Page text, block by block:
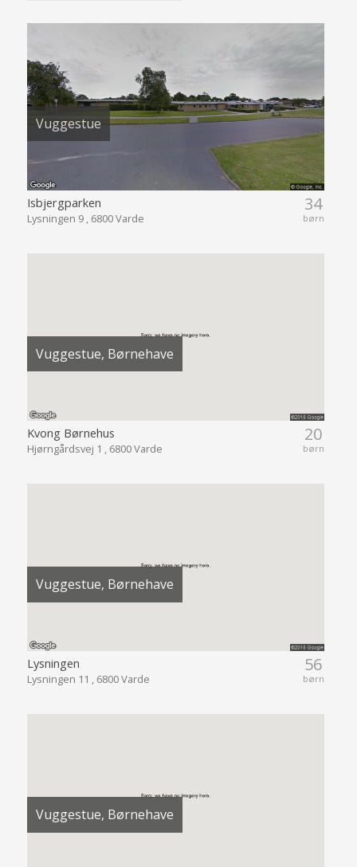
Vuggestue
34
børn
Isbjergparken
Lysningen 9 , 6800 Varde
Vuggestue, Børnehave
20
børn
Kvong Børnehus
Hjørngårdsvej 1 , 6800 Varde
Vuggestue, Børnehave
56
børn
Lysningen
Lysningen 11 , 6800 Varde
Vuggestue, Børnehave